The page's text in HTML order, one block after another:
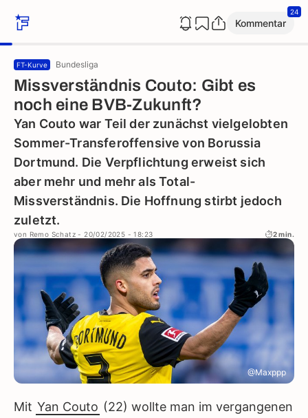
Kommentar
24
FT-Kurve Bundesliga
Missverständnis Couto: Gibt es
noch eine BVB-Zukunft?
Yan Couto war Teil der zunächst vielgelobten
Sommer-Transferoffensive von Borussia
Dortmund. Die Verpflichtung erweist sich
aber mehr und mehr als Total-
Missverständnis. Die Hoffnung stirbt jedoch
zuletzt.
von Remo Schatz - 20/02/2025 - 18:23 2 min.
@Maxppp
Mit Yan Couto (22) wollte man im vergangenen